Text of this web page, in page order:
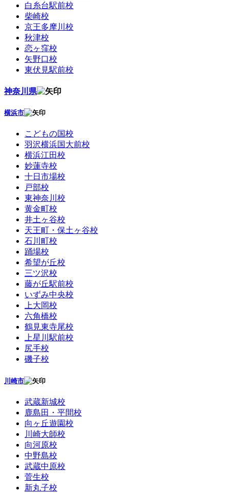
白糸台駅前校
柴崎校
京王多摩川校
秋津校
恋ヶ窪校
矢野口校
東伏見駅前校
神奈川県
横浜市
こどもの国校
羽沢横浜国大前校
横浜江田校
妙蓮寺校
十日市場校
戸部校
東神奈川校
黄金町校
井土ヶ谷校
天王町・保土ヶ谷校
石川町校
踊場校
希望が丘校
三ツ沢校
藤が丘駅前校
いずみ中央校
上大岡校
六角橋校
鶴見東寺尾校
上星川駅前校
尻手校
磯子校
川崎市
武蔵新城校
鹿島田・平間校
向ヶ丘遊園校
川崎大師校
向河原校
中野島校
武蔵中原校
菅生校
新丸子校